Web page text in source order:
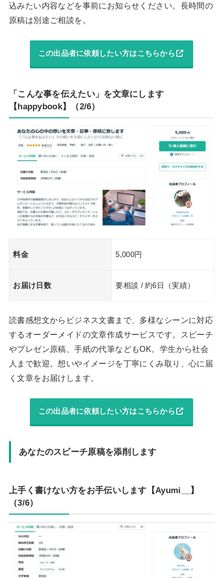
込みたい内容などを事前にお知らせください。長時間の
原稿は別途ご相談を。
この出品者に依頼したい方はこちらから
「こんな事を伝えたい」を文章にします
【happybook】（2/6）
料金 5,000円
お届け日数 要相談 / 約6日（実績）
読書感想文からビジネス文書まで、多様なシーンに対応
するオーダーメイドの文章作成サービスです。スピーチ
やプレゼン原稿、手紙の代筆などもOK。学生から社会
人まで歓迎。想いやイメージを丁寧にくみ取り、心に届
く文章をお届けします。
この出品者に依頼したい方はこちらから
あなたのスピーチ原稿を添削します
上手く書けない方をお手伝いします【Ayumi__】
（3/6）